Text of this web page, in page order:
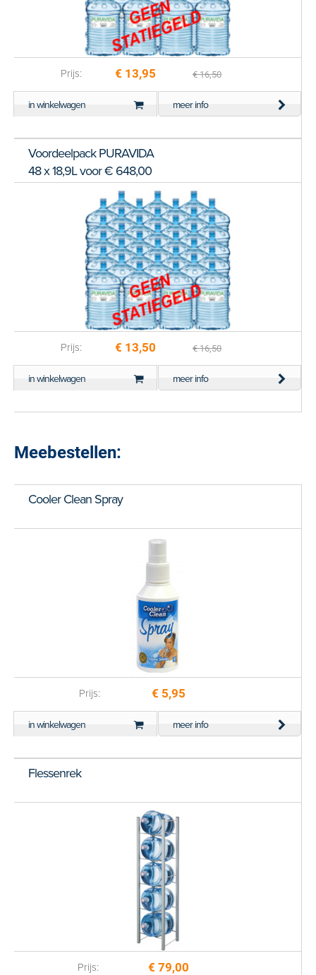
Prijs: € 13,95 € 16,50
in winkelwagen meer info
Voordeelpack PURAVIDA
48 x 18,9L voor € 648,00
Prijs: € 13,50 € 16,50
in winkelwagen meer info
Meebestellen:
Cooler Clean Spray
Prijs: € 5,95
in winkelwagen meer info
Flessenrek
Prijs: € 79,00